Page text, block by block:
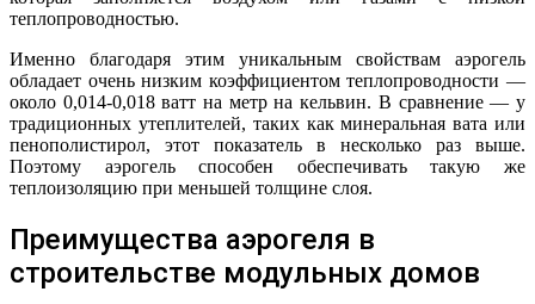
теплопроводностью.
Именно благодаря этим уникальным свойствам аэрогель
обладает очень низким коэффициентом теплопроводности —
около 0,014-0,018 ватт на метр на кельвин. В сравнение — у
традиционных утеплителей, таких как минеральная вата или
пенополистирол, этот показатель в несколько раз выше.
Поэтому аэрогель способен обеспечивать такую же
теплоизоляцию при меньшей толщине слоя.
Преимущества аэрогеля в
строительстве модульных домов